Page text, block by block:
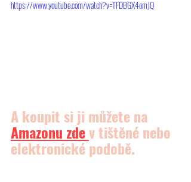
https://www.youtube.com/watch?v=TFDBGX4omJQ
A koupit si ji můžete na
Amazonu zde v tištěné nebo
elektronické podobě.